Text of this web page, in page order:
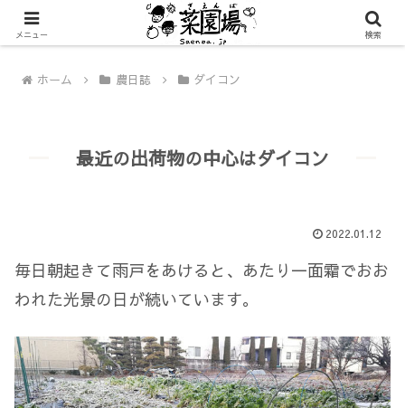
ホーム 農日誌 ダイコン
最近の出荷物の中心はダイコン
2022.01.12
毎日朝起きて雨戸をあけると、あたり一面霜でおお
われた光景の日が続いています。
メニュー 検索